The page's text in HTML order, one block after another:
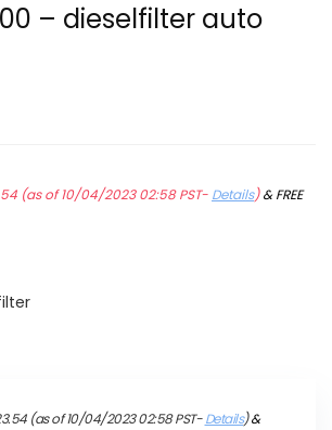
– dieselfilter auto
(as of 10/04/2023 02:58 PST- Details)&FREE
(as of 10/04/2023 02:58 PST-Details)&